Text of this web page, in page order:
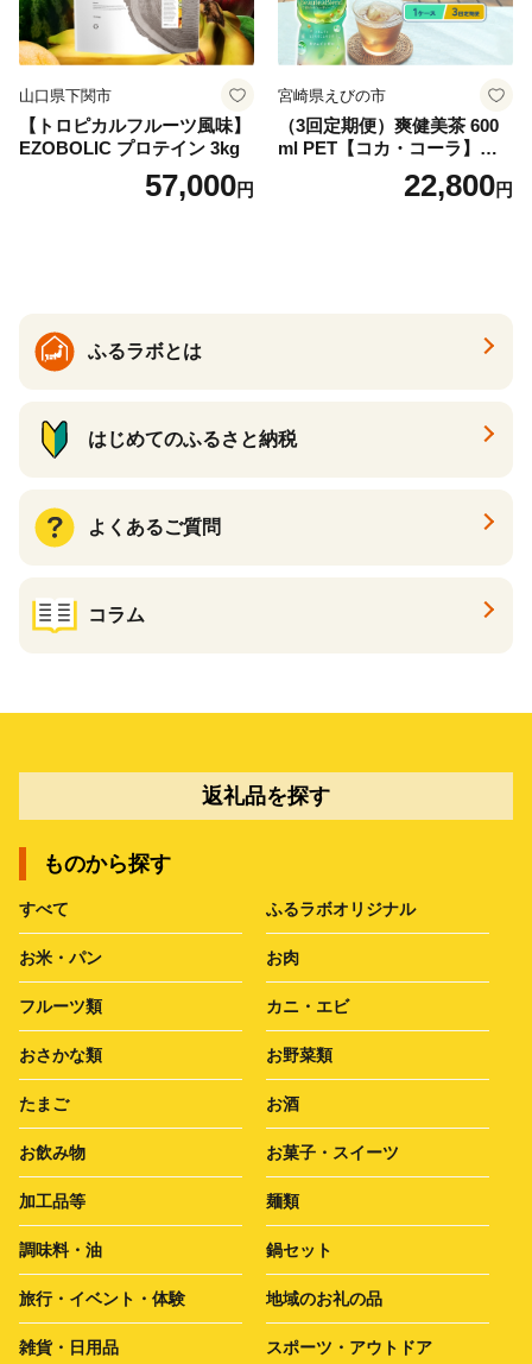
山口県下関市
【トロピカルフルーツ風味】
EZOBOLIC プロテイン 3kg
57,000円
宮崎県えびの市
（3回定期便）爽健美茶 600
ml PET【コカ・コーラ】ペ
ットボトル 1ケース(24本) 定
期便 3回(72本) セット お茶
22,800円
ふるラボとは
はじめてのふるさと納税
よくあるご質問
コラム
返礼品を探す
ものから探す
すべて ふるラボオリジナル
お米・パン お肉
フルーツ類 カニ・エビ
おさかな類 お野菜類
たまご お酒
お飲み物 お菓子・スイーツ
加工品等 麺類
調味料・油 鍋セット
旅行・イベント・体験 地域のお礼の品
雑貨・日用品 スポーツ・アウトドア